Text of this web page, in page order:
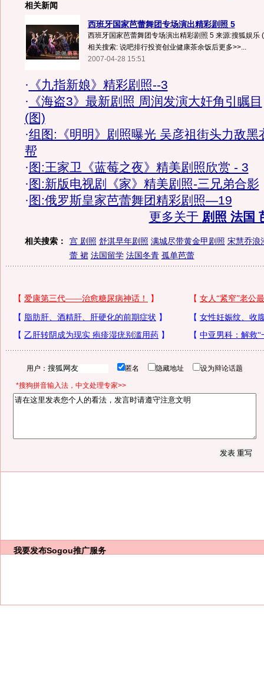
相关新闻
西班牙国家芭蕾舞团专场演出精彩剧照 5
西班牙国家芭蕾舞团专场演出精彩剧照 5 来源:搜狐娱乐
相关搜索: 说吧排行投资创业健康茶余饭后更多>>...
2007-04-28 15:51
· 《九指新娘》精彩剧照--3
· 《海盗3》最新剧照 周润发演大奸角引瞩目
(图)
·组图:《明明》剧照曝光 吴彦祖街头力敌黑
帮
· 图:王家卫《蓝莓之夜》精美剧照欣赏 - 3
· 图:新版电视剧《家》精美剧照-三兄弟合影
· 图:俄罗斯皇家芭蕾舞团精彩剧照—19
更多关于 剧照 法国
相关搜索： 宫 剧照 舒淇早年剧照 满城尽带黄金甲剧照 宋慧乔浪
蕾 裙 法国留学 法国冬青 孤单芭蕾
用户： 匿名 隐藏地址 设为辩论话题
*搜狗拼音输入法，中文处理专家>>
我要发布Sogou推广服务